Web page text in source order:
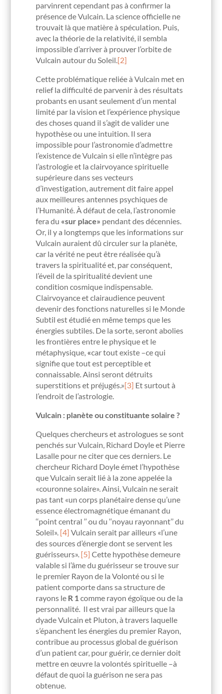
parvinrent cependant pas à confirmer la
présence de Vulcain. La science officielle ne
trouvait là que matière à spéculation. Puis,
avec la théorie de la relativité, il sembla
impossible d’arriver à prouver l’orbite de
Vulcain autour du Soleil.[2]
Cette problématique reliée à Vulcain met en
relief la difficulté de parvenir à des résultats
probants en usant seulement d’un mental
limité par la vision et l’expérience physique
des choses quand il s’agit de valider une
hypothèse ou une intuition. Il sera
impossible pour l’astronomie d’admettre
l’existence de Vulcain si elle n’intègre pas
l’astrologie et la clairvoyance spirituelle
supérieure dans ses vecteurs
d’investigation, autrement dit faire appel
aux meilleures antennes psychiques de
l’Humanité. À défaut de cela, l’astronomie
fera du «sur place» pendant des décennies.
Or, il y a longtemps que les informations sur
Vulcain auraient dû circuler sur la planète,
car la vérité ne peut être réalisée qu’à
travers la spiritualité et, par conséquent,
l’éveil de la spiritualité devient une
condition cosmique indispensable.
Clairvoyance et clairaudience peuvent
devenir des fonctions naturelles si le Monde
Subtil est étudié en même temps que les
énergies subtiles. De la sorte, seront abolies
les frontières entre le physique et le
métaphysique, «car tout existe –ce qui
signifie que tout est perceptible et
connaissable. Ainsi seront détruits
superstitions et préjugés.»[3] Et surtout à
l’endroit de l’astrologie.
Vulcain : planète ou constituante solaire ?
Quelques chercheurs et astrologues se sont
penchés sur Vulcain, Richard Doyle et Pierre
Lasalle pour ne citer que ces derniers. Le
chercheur Richard Doyle émet l’hypothèse
que Vulcain serait lié à la zone appelée la
«couronne solaire». Ainsi, Vulcain ne serait
pas tant «un corps planétaire dense qu’une
essence électromagnétique émanant du
‘‘point central ’’ ou du ‘‘noyau rayonnant’’ du
Soleil». [4] Vulcain serait par ailleurs «l’une
des sources d’énergie dont se servent les
guérisseurs». [5] Cette hypothèse demeure
valable si l’âme du guérisseur se trouve sur
le premier Rayon de la Volonté ou si le
patient comporte dans sa structure de
rayons le R 1comme rayon égoïque ou de la
personnalité. Il est vrai par ailleurs que la
dyade Vulcain et Pluton, à travers laquelle
s’épanchent les énergies du premier Rayon,
contribue au processus global de guérison
d’un patient car, pour guérir, ce dernier doit
mettre en œuvre la volontés spirituelle –à
défaut de quoi la guérison ne sera pas
obtenue.